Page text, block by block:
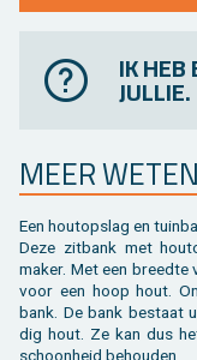
IK HEB
JULLIE.
MEER
Een hout­op­slag en
Deze zit­bank met
maker. Met een
voor een hoop hout.
bank. De bank be­staat
dig hout. Ze kan dus
schoon­heid be­hou­den.